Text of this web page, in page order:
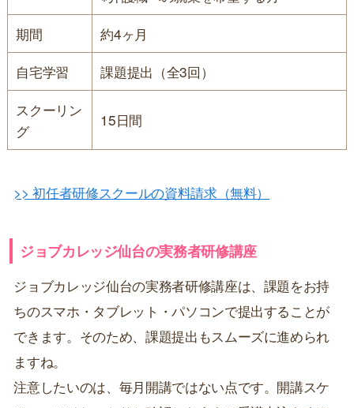
期間
約4ヶ月
自宅学習
課題提出（全3回）
スクーリン
グ
15日間
>> 初任者研修スクールの資料請求（無料）
ジョブカレッジ仙台の実務者研修講座
ジョブカレッジ仙台の実務者研修講座は、課題をお持
ちのスマホ・タブレット・パソコンで提出することが
できます。そのため、課題提出もスムーズに進められ
ますね。
注意したいのは、毎月開講ではない点です。開講スケ